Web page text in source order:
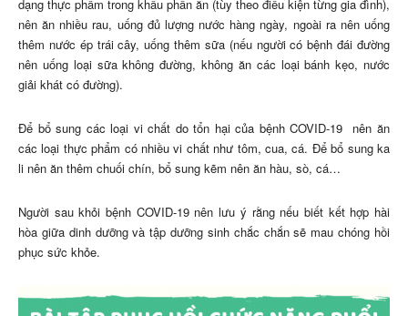
dạng thực phẩm trong khẩu phần ăn (tùy theo điều kiện từng gia đình),
nên ăn nhiều rau, uống đủ lượng nước hàng ngày, ngoài ra nên uống
thêm nước ép trái cây, uống thêm sữa (nếu người có bệnh đái đường
nên uống loại sữa không đường, không ăn các loại bánh kẹo, nước
giải khát có đường).
Để bổ sung các loại vi chất do tổn hại của bệnh COVID-19 nên ăn
các loại thực phẩm có nhiều vi chất như tôm, cua, cá. Để bổ sung ka
li nên ăn thêm chuối chín, bổ sung kẽm nên ăn hàu, sò, cá…
Người sau khỏi bệnh COVID-19 nên lưu ý rằng nếu biết kết hợp hài
hòa giữa dinh dưỡng và tập dưỡng sinh chắc chắn sẽ mau chóng hồi
phục sức khỏe.